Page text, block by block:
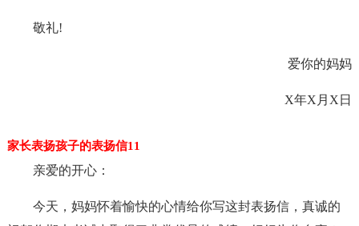
敬礼!
爱你的妈妈
X年X月X日
家长表扬孩子的表扬信11
亲爱的开心：
今天，妈妈怀着愉快的心情给你写这封表扬信，真诚的